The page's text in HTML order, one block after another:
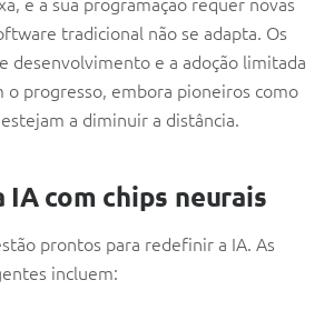
tradicional não se adapta. Os
desenvolvimento e a adoção limitada
progresso, embora pioneiros como
a diminuir a distância.
com chips neurais
prontos para redefinir a IA. As
incluem: